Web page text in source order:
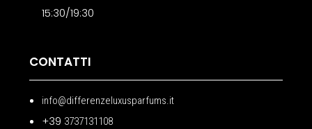
15:30/19:30
CONTATTI
info@differenzeluxusparfums.it
+39 3737131108